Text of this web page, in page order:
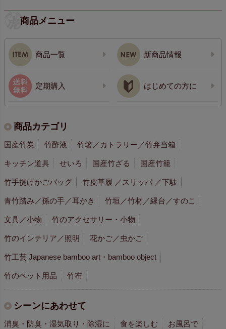
商品メニュー
商品一覧 新商品情報
定期購入 はじめての方に
商品カテゴリ
国産竹炭 竹酢液 竹箸／カトラリー／竹弁当箱
キッチン道具 せいろ 国産竹ざる 国産竹籠
竹手提げかごバッグ 竹皮草履 ／スリッパ ／下駄
青竹踏み／孫の手／耳かき 竹垣／竹材／縁台／すのこ
文具／小物 竹のアクセサリー・小物
竹のインテリア／照明 花かご／虫かご
竹工芸 Japanese bamboo art・bamboo object
竹のペット用品 竹布
シーンにあわせて
消臭・防臭・湿気取り・除湿に 食を楽しむ お風呂で